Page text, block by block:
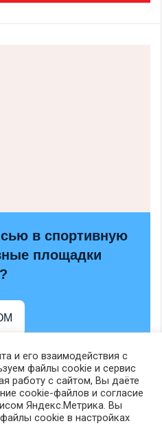
в спортивную
площадки
и его взаимодействия с
файлы cookie и сервис
работу с сайтом, Вы даёте
cookie-файлов и согласие
Яндекс.Метрика. Вы
cookie в настройках